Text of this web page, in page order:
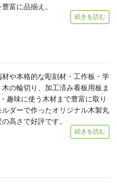
富に品揃え。
続きを読む
材や本格的な彫刻材・工作板・学
の輪切り、加工済み看板用板ま
趣味に使う木材まで豊富に取り
ルダーで作ったオリジナル木製丸
高さで好評です。
続きを読む